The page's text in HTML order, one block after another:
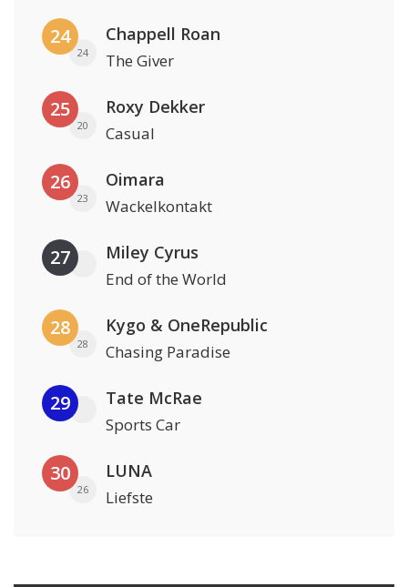
24
24
Chappell Roan
The Giver
25
20
Roxy Dekker
Casual
26
23
Oimara
Wackelkontakt
27 Miley Cyrus
End of the World
28
28
Kygo & OneRepublic
Chasing Paradise
29 Tate McRae
Sports Car
30
26
LUNA
Liefste